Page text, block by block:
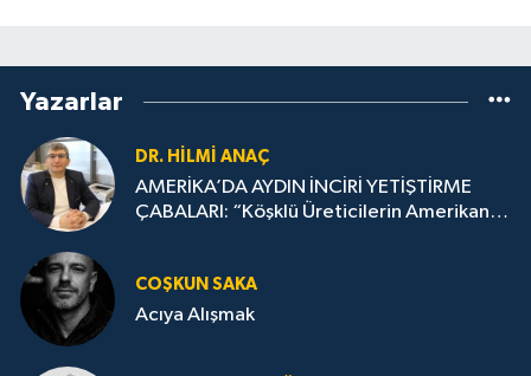
Yazarlar
DR. HILMI ANAÇ
AMERİKA’DA AYDIN İNCİRİ YETİŞTİRME
ÇABALARI: “Köşklü Üreticilerin Amerikan
COŞKUN SAKA
Acıya Alışmak